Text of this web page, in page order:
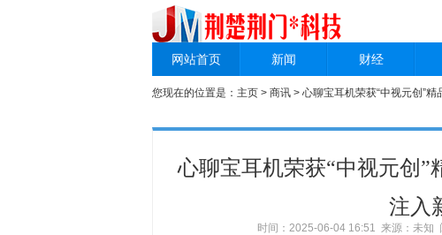
网站首页 新闻 财经
您现在的位置是： 主页 > 商讯 > 心聊宝耳机荣获“中视元创”
心聊宝耳机荣获“中视元创”
注入
时间：2025-06-04 16:51 来源：未知